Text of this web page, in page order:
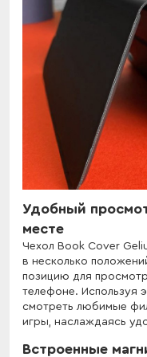
Удобный
месте
Чехол Book Cover
в несколько
позицию для
телефоне. Используя
смотреть любимые
игры, наслаждаясь
Встроенные